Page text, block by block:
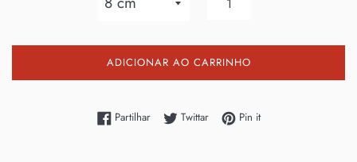
ADICIONAR AO CARRINHO
PartilharPartilhe no Facebook
TwittarTwittar no Twitter
Pin itAdicione no Pinterest